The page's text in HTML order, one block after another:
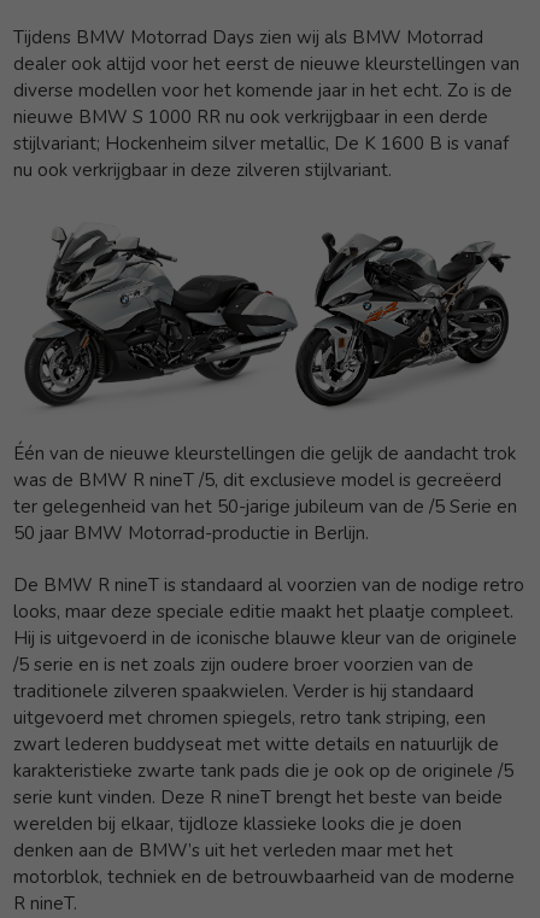
Tijdens BMW Motorrad Days zien wij als BMW Motorrad
dealer ook altijd voor het eerst de nieuwe kleurstellingen van
diverse modellen voor het komende jaar in het echt. Zo is de
nieuwe BMW S 1000 RR nu ook verkrijgbaar in een derde
stijlvariant; Hockenheim silver metallic, De K 1600 B is vanaf
nu ook verkrijgbaar in deze zilveren stijlvariant.
Één van de nieuwe kleurstellingen die gelijk de aandacht trok
was de BMW R nineT /5, dit exclusieve model is gecreëerd
ter gelegenheid van het 50-jarige jubileum van de /5 Serie en
50 jaar BMW Motorrad-productie in Berlijn.
De BMW R nineT is standaard al voorzien van de nodige retro
looks, maar deze speciale editie maakt het plaatje compleet.
Hij is uitgevoerd in de iconische blauwe kleur van de originele
/5 serie en is net zoals zijn oudere broer voorzien van de
traditionele zilveren spaakwielen. Verder is hij standaard
uitgevoerd met chromen spiegels, retro tank striping, een
zwart lederen buddyseat met witte details en natuurlijk de
karakteristieke zwarte tank pads die je ook op de originele /5
serie kunt vinden. Deze R nineT brengt het beste van beide
werelden bij elkaar, tijdloze klassieke looks die je doen
denken aan de BMW’s uit het verleden maar met het
motorblok, techniek en de betrouwbaarheid van de moderne
R nineT.